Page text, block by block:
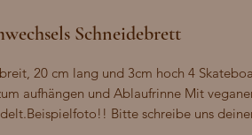
Schneidebrett
20 cm lang und 3cm hoch 4
aufhängen und Ablaufrinne Mit
Bitte schreibe uns